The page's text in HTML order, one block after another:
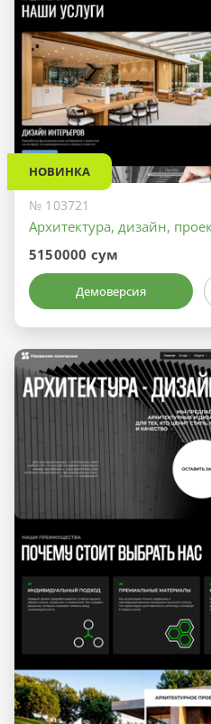
НОВИНКА
№ 103721
Архитектура, дизайн,
5150000 сум
Демоверсия